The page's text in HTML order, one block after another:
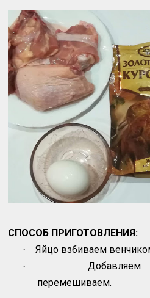
СПОСОБ ПРИГОТОВЛЕНИЯ:
· Яйцо взбиваем
·
Добавляем
перемешиваем.